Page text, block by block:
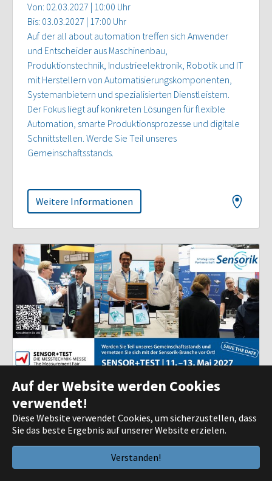
Auf der Website werden Cookies
verwendet!
Diese Website verwendet Cookies, um sicherzustellen, dass
Sie das beste Ergebnis auf unserer Website erzielen.
Verstanden!
Von: 02.03.2027 | 10:00 Uhr
Bis: 03.03.2027 | 17:00 Uhr
Auf der all about automation treffen sich Anwender
und Entscheider aus Maschinenbau,
Produktionstechnik, Industrieelektronik, Robotik und IT
mit Herstellern von Automatisierungskomponenten,
Systemanbietern und spezialisierten Dienstleistern.
Der Fokus liegt auf konkreten Lösungen für flexible
Automation, smarte Produktionsprozesse und digitale
Schnittstellen. Werde Sie Teil unseres
Gemeinschaftsstands.
Weitere Informationen
SENSOR+TEST 2027
Von: 11.05.2027 | 10:00 Uhr
Bis: 13.05.2027 | 17:00 Uhr
Wir sind mit unserem Gemeinschaftsstand des
bayerischen Sensorik-Ökosystems natürlich auch